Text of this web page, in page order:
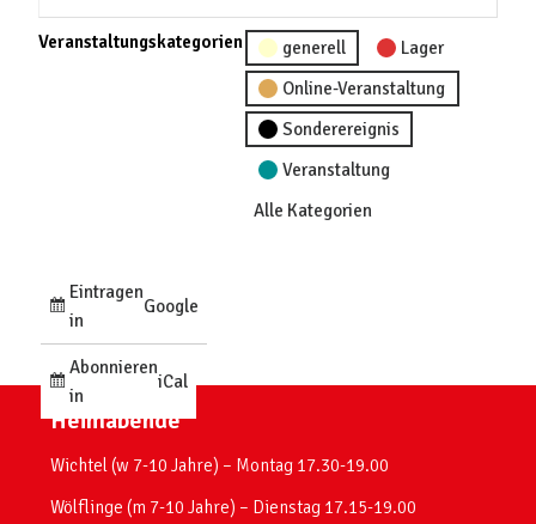
Veranstaltungskategorien generell
Lager
Online-Veranstaltung
Sonderereignis
Veranstaltung
Alle Kategorien
Eintragen
in
Google
Abonnieren
in
iCal
Heimabende
Wichtel (w 7-10 Jahre) – Montag 17.30-19.00
Wölflinge (m 7-10 Jahre) – Dienstag 17.15-19.00